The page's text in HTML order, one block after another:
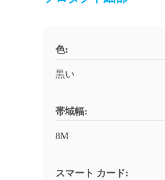
色:
黒い
帯域幅:
8M
スマート カード: